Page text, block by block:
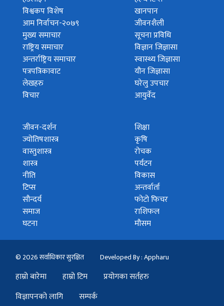
विश्वकप विशेष
आम निर्वाचन-२०७९
मुख्य समाचार
राष्ट्रिय समाचार
अन्तर्राष्ट्रिय समाचार
पत्रपत्रिकावाट
लेखहरु
विचार
खानपान
जीवनशैली
सूचना प्रविधि
विज्ञान जिज्ञासा
स्वास्थ्य जिज्ञासा
यौन जिज्ञासा
घरेलु उपचार
आयुर्वेद
जीवन-दर्शन
ज्योतिषशास्त्र
वास्तुशास्त्र
शास्त्र
नीति
टिप्स
सौन्दर्य
समाज
घटना
शिक्षा
कृषि
रोचक
पर्यटन
विकास
अन्तर्वार्ता
फोटो फिचर
राशिफल
मौसम
© 2026 सर्वाधिकार सुरक्षित Developed By : Appharu
हाम्रो बारेमा हाम्रो टिम
प्रयोगका सर्तहरु
विज्ञापनको लागि
सम्पर्क